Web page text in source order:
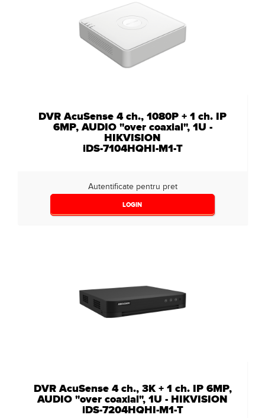
DVR AcuSense 4 ch., 1080P + 1 ch. IP
6MP, AUDIO "over coaxial", 1U -
HIKVISION
iDS-7104HQHI-M1-T
Autentificate pentru pret
LOGIN
DVR AcuSense 4 ch., 3K + 1 ch. IP 6MP,
AUDIO "over coaxial", 1U - HIKVISION
iDS-7204HQHI-M1-T